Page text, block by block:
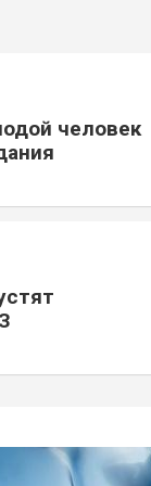
человек